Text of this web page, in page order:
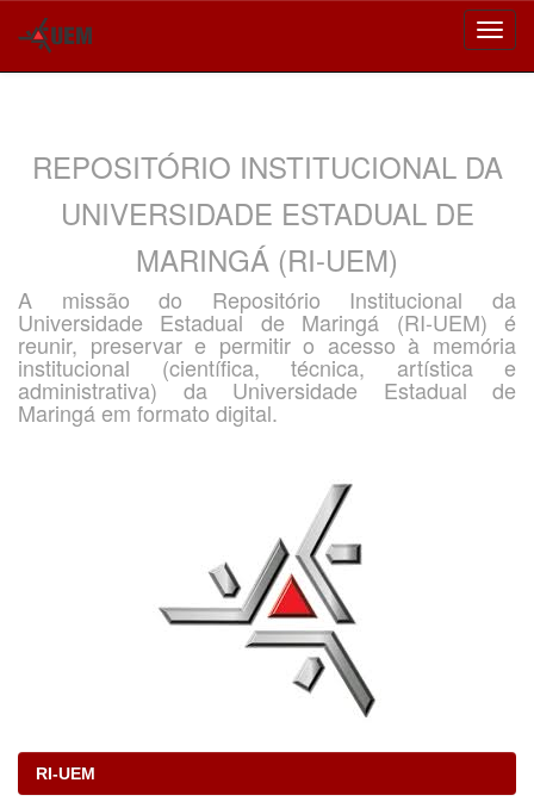
REPOSITÓRIO INSTITUCIONAL DA
UNIVERSIDADE ESTADUAL DE
MARINGÁ (RI-UEM)
A missão do Repositório Institucional da
Universidade Estadual de Maringá (RI-UEM) é
reunir, preservar e permitir o acesso à memória
institucional (científica, técnica, artística e
administrativa) da Universidade Estadual de
Maringá em formato digital.
RI-UEM